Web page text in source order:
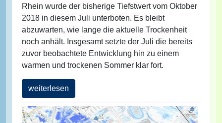
Rhein wurde der bisherige Tiefstwert vom Oktober
2018 in diesem Juli unterboten. Es bleibt
abzuwarten, wie lange die aktuelle Trockenheit
noch anhält. Insgesamt setzte der Juli die bereits
zuvor beobachtete Entwicklung hin zu einem
warmen und trockenen Sommer klar fort.
weiterlesen